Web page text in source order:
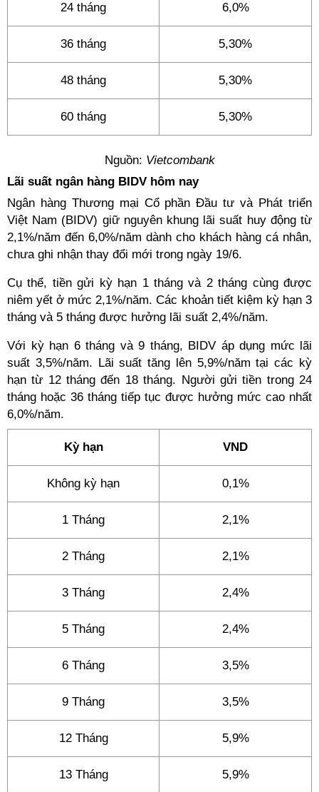
24 tháng 6,0%
36 tháng 5,30%
48 tháng 5,30%
60 tháng 5,30%
Nguồn: Vietcombank
Lãi suất ngân hàng BIDV hôm nay
Ngân hàng Thương mại Cổ phần Đầu tư và Phát triển
Việt Nam (BIDV) giữ nguyên khung lãi suất huy động từ
2,1%/năm đến 6,0%/năm dành cho khách hàng cá nhân,
chưa ghi nhận thay đổi mới trong ngày 19/6.
Cụ thể, tiền gửi kỳ hạn 1 tháng và 2 tháng cùng được
niêm yết ở mức 2,1%/năm. Các khoản tiết kiệm kỳ hạn 3
tháng và 5 tháng được hưởng lãi suất 2,4%/năm.
Với kỳ hạn 6 tháng và 9 tháng, BIDV áp dụng mức lãi
suất 3,5%/năm. Lãi suất tăng lên 5,9%/năm tại các kỳ
hạn từ 12 tháng đến 18 tháng. Người gửi tiền trong 24
tháng hoặc 36 tháng tiếp tục được hưởng mức cao nhất
6,0%/năm.
Kỳ hạn VND
Không kỳ hạn 0,1%
1 Tháng 2,1%
2 Tháng 2,1%
3 Tháng 2,4%
5 Tháng 2,4%
6 Tháng 3,5%
9 Tháng 3,5%
12 Tháng 5,9%
13 Tháng 5,9%